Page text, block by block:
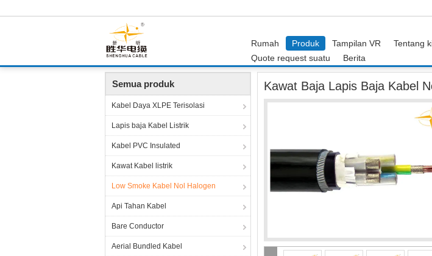
Rumah Produk Tampilan VR Tentang
Quote request suatu
Berita
Rumah Produk Low Smoke Kabel Nol Halogen Kawat Baja Lapis Baja Kabel Nol
Semua produk
Kabel Daya XLPE Terisolasi
Lapis baja Kabel Listrik
Kabel PVC Insulated
Kawat Kabel listrik
Low Smoke Kabel Nol Halogen
Api Tahan Kabel
Bare Conductor
Aerial Bundled Kabel
Kawat Baja Lapis Baja Kabel